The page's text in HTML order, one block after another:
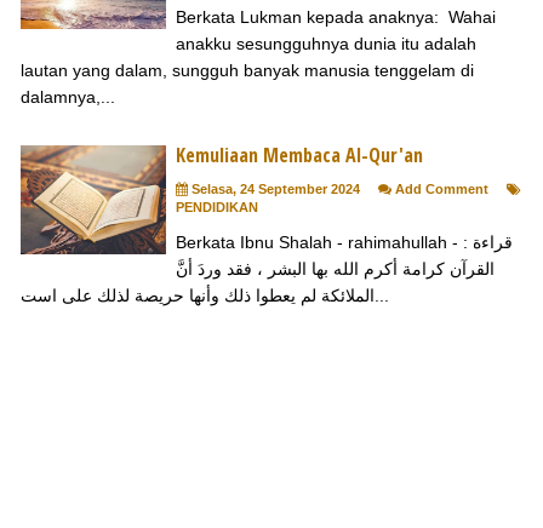
Berkata Lukman kepada anaknya: Wahai
anakku sesungguhnya dunia itu adalah
lautan yang dalam, sungguh banyak manusia tenggelam di
dalamnya,...
Kemuliaan Membaca Al-Qur'an
Selasa, 24 September 2024
Add Comment
PENDIDIKAN
Berkata Ibnu Shalah - rahimahullah - : قراءة
القرآن كرامة أكرم الله بها البشر ، فقد وردَ أنَّ